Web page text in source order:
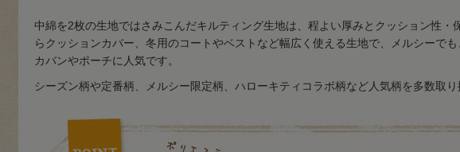
中綿を2枚の生地ではさみこんだキルティング生地は、程よい厚みとクッション性・
らクッションカバー、冬用のコートやベストなど幅広く使える生地で、メルシーで
カバンやポーチに人気です。
シーズン柄や定番柄、メルシー限定柄、ハローキティコラボ柄など人気柄を多数取り